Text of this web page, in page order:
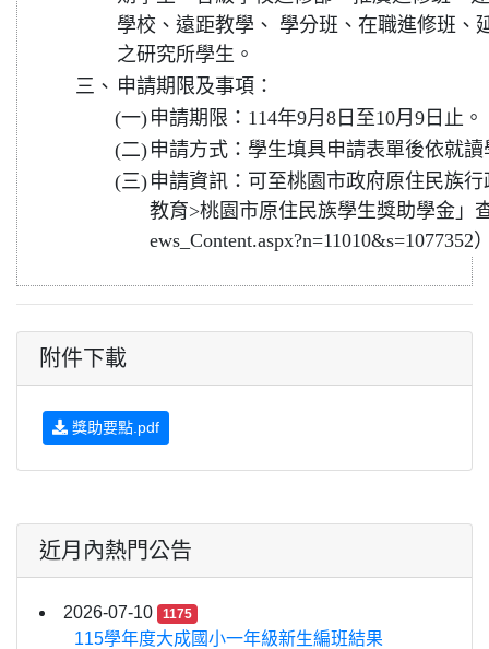
學校、遠距教學、 學分班、在職進修班、
之研究所學生。
三、 申請期限及事項：
(一) 申請期限：114年9月8日至10月9日止。
(二) 申請方式：學生填具申請表單後依就
(三) 申請資訊：可至桃園市政府原住民族
教育>桃園市原住民族學生獎助學金」
ews_Content.aspx?n=11010&s=1077352
附件下載
獎助要點.pdf
近月內熱門公告
2026-07-10 1175
115學年度大成國小一年級新生編班結果